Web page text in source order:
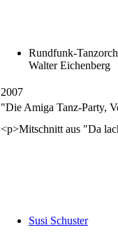
Rundfunk-
Walter Eichenberg
2007
"Die Amiga Tanz-Party,
<p>Mitschnitt aus "Da
Susi Schuster